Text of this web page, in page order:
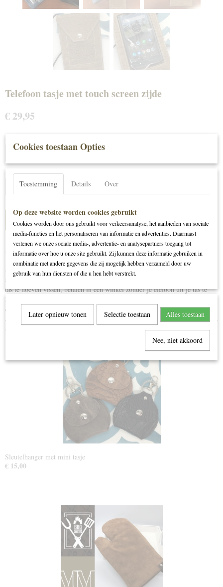
Telefoon tasje met touch screen zijde
€ 29,95
Kleur
Aantal
IN WINKELWAGEN
Omschrijving
Super handig telefoon tasje van prachtig leer met aan de achterkant een
stevige touch screen folie. Vanaf nu je telefoon gebruiken zonder hem uit je
tas te hoeven vissen, betalen in een winkel zonder je elefoon uit je tas te
hoeven vissen en even snel kijken welke berichten binnen komen. De
oplossing en uitvinding. Verkrijgbaar bij Meer van Leer in alle kleuren.
Sleutelhanger met mini tasje
€ 15,00
Cookies toestaan Opties
Toestemming Details Over
Op deze website worden cookies gebruikt
Cookies worden door ons gebruikt voor verkeersanalyse, het aanbieden van sociale
media-functies en het personaliseren van informatie en advertenties. Daarnaast
verlenen we onze sociale media-, advertentie- en analysepartners toegang tot
informatie over hoe u onze site gebruikt. Zij kunnen deze informatie gebruiken in
combinatie met andere gegevens die zij mogelijk hebben verzameld door uw
gebruik van hun diensten of die u hen hebt verstrekt.
Later opnieuw tonen Selectie toestaan Alles toestaan
Nee, niet akkoord